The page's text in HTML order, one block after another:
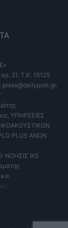
21, Τ.Κ. 15125
ΥΠΗΡΕΣΙΕΣ
PLUS ΑΝΩΝ
ΝΟΗΣΙΣ ΙΚΕ